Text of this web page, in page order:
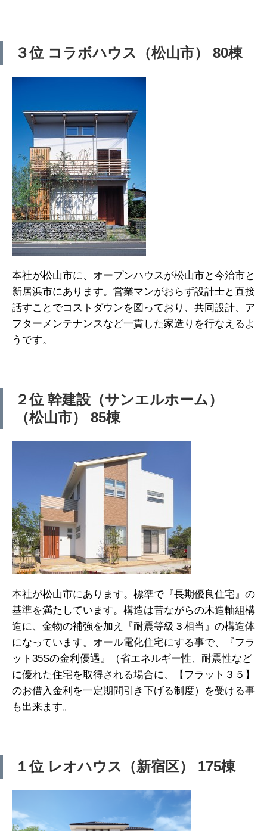
３位 コラボハウス（松山市） 80棟
本社が松山市に、オープンハウスが松山市と今治市と
新居浜市にあります。営業マンがおらず設計士と直接
話すことでコストダウンを図っており、共同設計、ア
フターメンテナンスなど一貫した家造りを行なえるよ
うです。
２位 幹建設（サンエルホーム）
（松山市） 85棟
本社が松山市にあります。標準で『長期優良住宅』の
基準を満たしています。構造は昔ながらの木造軸組構
造に、金物の補強を加え『耐震等級３相当』の構造体
になっています。オール電化住宅にする事で、『フラ
ット35Sの金利優遇』（省エネルギー性、耐震性など
に優れた住宅を取得される場合に、【フラット３５】
のお借入金利を一定期間引き下げる制度）を受ける事
も出来ます。
１位 レオハウス（新宿区） 175棟